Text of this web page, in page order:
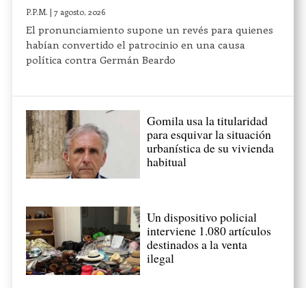
P.P.M. | 7 agosto, 2026
El pronunciamiento supone un revés para quienes
habían convertido el patrocinio en una causa
política contra Germán Beardo
Gomila usa la titularidad
para esquivar la situación
urbanística de su vivienda
habitual
Un dispositivo policial
interviene 1.080 artículos
destinados a la venta
ilegal